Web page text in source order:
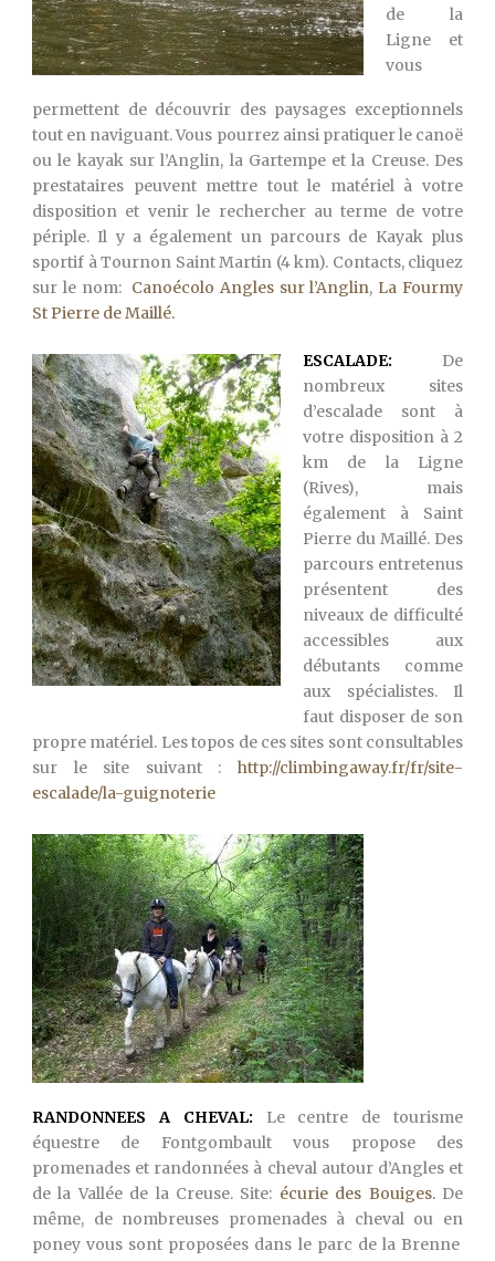
de la
Ligne et
vous
permettent de découvrir des paysages exceptionnels
tout en naviguant. Vous pourrez ainsi pratiquer le canoë
ou le kayak sur l’Anglin, la Gartempe et la Creuse. Des
prestataires peuvent mettre tout le matériel à votre
disposition et venir le rechercher au terme de votre
périple. Il y a également un parcours de Kayak plus
sportif à Tournon Saint Martin (4 km). Contacts, cliquez
sur le nom: Canoécolo Angles sur l’Anglin, La Fourmy
St Pierre de Maillé.
ESCALADE: De
nombreux sites
d’escalade sont à
votre disposition à 2
km de la Ligne
(Rives), mais
également à Saint
Pierre du Maillé. Des
parcours entretenus
présentent des
niveaux de difficulté
accessibles aux
débutants comme
aux spécialistes. Il
faut disposer de son
propre matériel. Les topos de ces sites sont consultables
sur le site suivant : http://climbingaway.fr/fr/site-
escalade/la-guignoterie
RANDONNEES A CHEVAL: Le centre de tourisme
équestre de Fontgombault vous propose des
promenades et randonnées à cheval autour d’Angles et
de la Vallée de la Creuse. Site: écurie des Bouiges.De
même, de nombreuses promenades à cheval ou en
poney vous sont proposées dans le parc de la Brenne